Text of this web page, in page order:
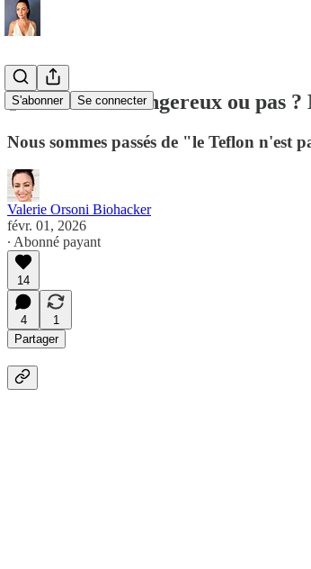
S'abonner Se connecter
🧪TEFLON : dangereux ou pas
Nous sommes passés de "le Teflon
Valerie Orsoni Biohacker
févr. 01, 2026
∙ Abonné payant
14
4
1
Partager